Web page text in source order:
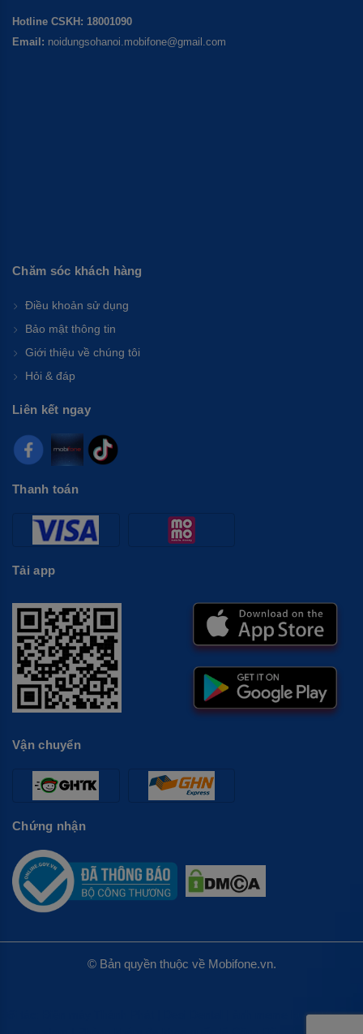
Hotline CSKH: 18001090
Email: noidungsohanoi.mobifone@gmail.com
Chăm sóc khách hàng
Điều khoản sử dụng
Bảo mật thông tin
Giới thiệu về chúng tôi
Hỏi & đáp
Liên kết ngay
Thanh toán
Tải app
Vận chuyển
Chứng nhận
© Bản quyền thuộc về Mobifone.vn.
ảnh meme bựa|Vòng